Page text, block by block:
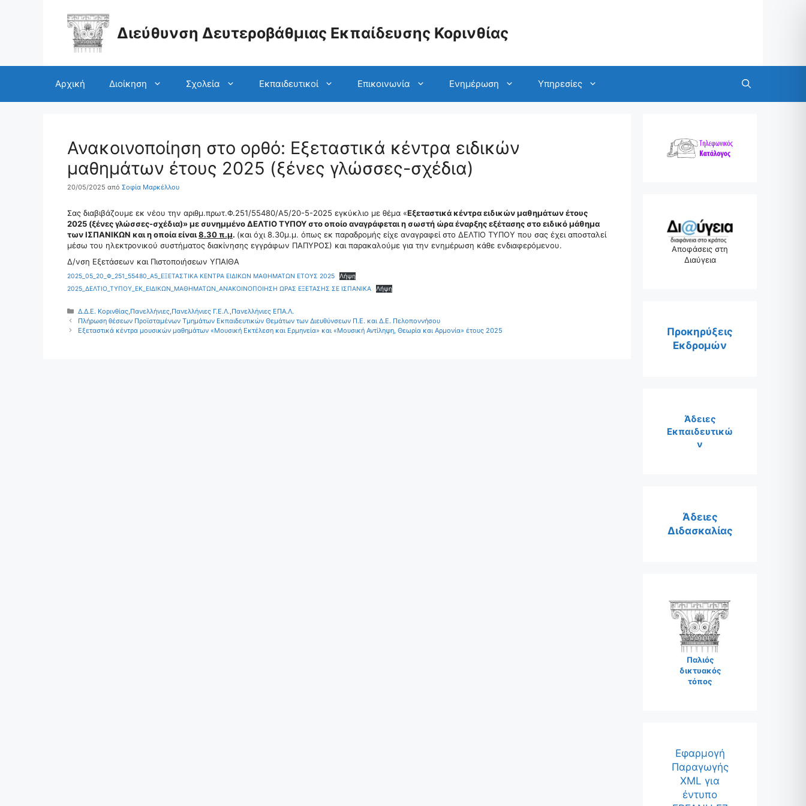
Διεύθυνση Δευτεροβάθμιας Εκπαίδευσης Κορινθίας
Αρχική Διοίκηση Σχολεία Εκπαιδευτικοί Επικοινωνία Ενημέρωση Υπηρεσίες
Ανακοινοποίηση στο ορθό: Εξεταστικά κέντρα ειδικών
μαθημάτων έτους 2025 (ξένες γλώσσες-σχέδια)
20/05/2025 από Σοφία Μαρκέλλου
Σας διαβιβάζουμε εκ νέου την αριθμ.πρωτ.Φ.251/55480/Α5/20-5-2025 εγκύκλιο με θέμα «Εξεταστικά κέντρα ειδικών μαθημάτων έτους
2025 (ξένες γλώσσες-σχέδια)» με συνημμένο ΔΕΛΤΙΟ ΤΥΠΟΥ στο οποίο αναγράφεται η σωστή ώρα έναρξης εξέτασης στο ειδικό μάθημα
των ΙΣΠΑΝΙΚΩΝ και η οποία είναι8.30 π.μ. (και όχι 8.30μ.μ. όπως εκ παραδρομής είχε αναγραφεί στο ΔΕΛΤΙΟ ΤΥΠΟΥ που σας έχει αποσταλεί
μέσω του ηλεκτρονικού συστήματος διακίνησης εγγράφων ΠΑΠΥΡΟΣ) και παρακαλούμε για την ενημέρωση κάθε ενδιαφερόμενου.
Δ/νση Εξετάσεων και Πιστοποιήσεων ΥΠΑΙΘΑ
2025_05_20_Φ_251_55480_Α5_ΕΞΕΤΑΣΤΙΚΑ ΚΕΝΤΡΑ ΕΙΔΙΚΩΝ ΜΑΘΗΜΑΤΩΝ ΕΤΟΥΣ 2025
Λήψη
2025_ΔΕΛΤΙΟ_ΤΥΠΟΥ_ΕΚ_ΕΙΔΙΚΩΝ_ΜΑΘΗΜΑΤΩΝ_ΑΝΑΚΟΙΝΟΠΟΙΗΣΗ ΩΡΑΣ ΕΞΕΤΑΣΗΣ ΣΕ ΙΣΠΑΝΙΚΑ
Λήψη
Κατηγορίες
Δ.Δ.Ε. Κορινθίας,Πανελλήνιες,Πανελλήνιες Γ.Ε.Λ.,Πανελλήνιες ΕΠΑ.Λ.
Πλήρωση θέσεων Προϊσταμένων Τμημάτων Εκπαιδευτικών Θεμάτων των Διευθύνσεων Π.Ε. και Δ.Ε. Πελοποννήσου
Εξεταστικά κέντρα μουσικών μαθημάτων «Μουσική Εκτέλεση και Ερμηνεία» και «Μουσική Αντίληψη, Θεωρία και Αρμονία» έτους 2025
Αποφάσεις στη
Διαύγεια
Προκηρύξεις
Εκδρομών
Άδειες
Εκπαιδευτικώ
ν
Άδειες
Διδασκαλίας
Παλιός
δικτυακός
τόπος
Εφαρμογή
Παραγωγής
XML για
έντυπο